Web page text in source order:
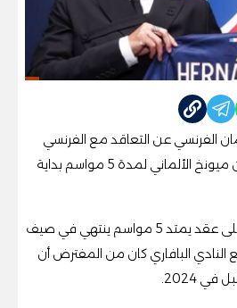
الفرنسي عن التعاقد مع الفرنسي
لوكاس هيرنانديز لاعب بايرن ميونخ الألماني لمدة 5 مواسم بداية
ووقع هرنانديز (27 عاما) على عقد يمتد 5 مواسم ينتهي في صيف
مع النادي البافاري كان من المفترض أن
2024.